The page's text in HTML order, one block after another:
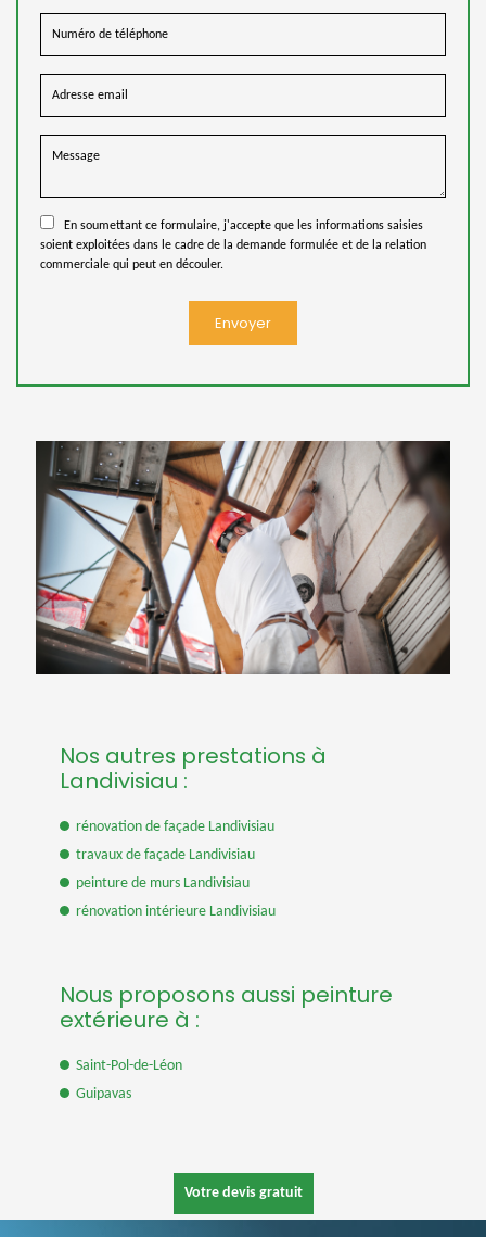
En soumettant ce formulaire, j'accepte que les informations saisies
soient exploitées dans le cadre de la demande formulée et de la relation
commerciale qui peut en découler.
Nos autres prestations à
Landivisiau :
rénovation de façade Landivisiau
travaux de façade Landivisiau
peinture de murs Landivisiau
rénovation intérieure Landivisiau
Nous proposons aussi peinture
extérieure à :
Saint-Pol-de-Léon
Guipavas
Votre devis gratuit